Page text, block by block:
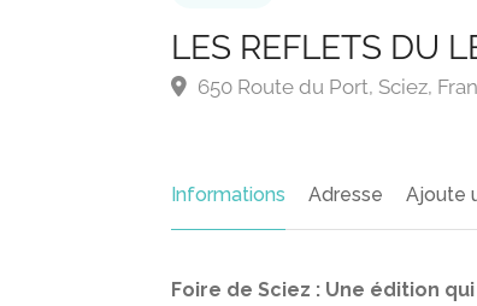
LES REFLETS DU
650 Route du Port, Sciez,
Informations Adresse Ajoute
Foire de Sciez : Une édition